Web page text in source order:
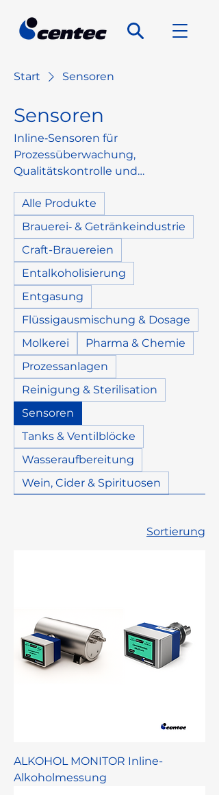
Start Sensoren
Sensoren
Inline‑Sensoren für
Prozessüberwachung,
Qualitätskontrolle und
Messgröße, Medium und
Einbauort – für maximale
Transparenz und Prozessstabilität.
Alle Produkte
Brauerei‑ & Getränkeindustrie
Craft-Brauereien
Entalkoholisierung
Entgasung
Flüssigausmischung & Dosage
Molkerei
Pharma & Chemie
Prozessanlagen
Reinigung & Sterilisation
Sensoren
Tanks & Ventilblöcke
Wasseraufbereitung
Wein, Cider & Spirituosen
Sortierung
ALKOHOL MONITOR Inline-
Alkoholmessung